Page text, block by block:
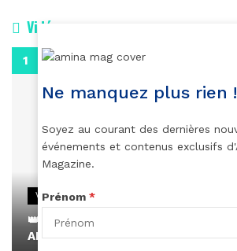
Vidéos
VIDEOS
👑 Remerciements à Ayden pour
AMINA, le Magazine de la Femme
Ne manquez plus rien !
Soyez au courant des dernières
événements et contenus exclusifs
Magazine.
Prénom *